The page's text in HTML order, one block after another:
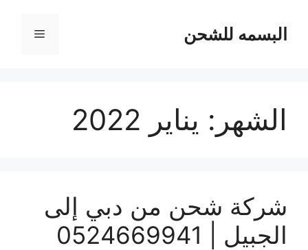
المحتوىالبسمه للشحن القائمة
الشهر: يناير 2022
شركة شحن من دبي إلى
الجبيل | 0524669941